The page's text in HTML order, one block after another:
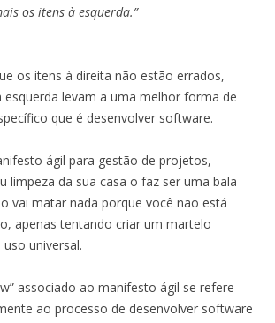
os itens à esquerda.”
os itens à direita não estão errados,
esquerda levam a uma melhor forma de
que é desenvolver software.
ágil para gestão de projetos,
limpeza da sua casa o faz ser uma bala
vai matar nada porque você não está
apenas tentando criar um martelo
universal.
associado ao manifesto ágil se refere
ao processo de desenvolver software